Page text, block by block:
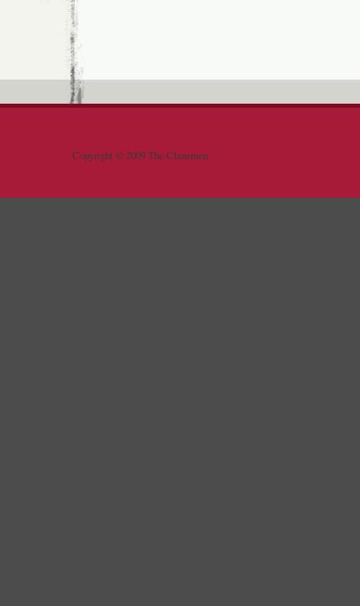
Copyright © 2009 The Clansmen